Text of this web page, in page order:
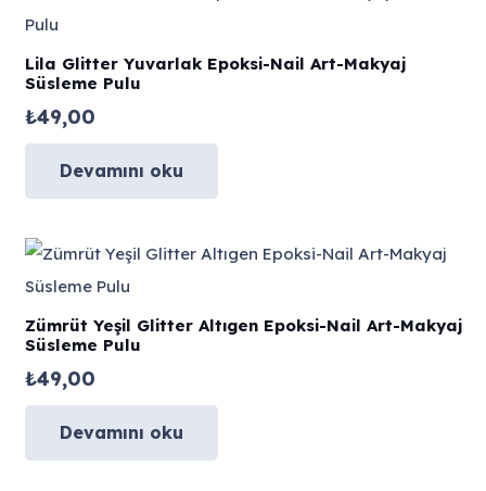
Lila Glitter Yuvarlak Epoksi-Nail Art-Makyaj
Süsleme Pulu
₺49,00
Devamını oku
Zümrüt Yeşil Glitter Altıgen Epoksi-Nail Art-Makyaj
Süsleme Pulu
₺49,00
Devamını oku